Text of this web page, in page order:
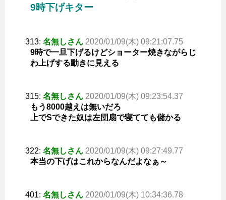
9時下げキター
313: 名無しさん 2020/01/09(木) 09:21:07.75
9時で一旦下げるけどショーター焼きながらじ
わ上げする動きに見える
315: 名無しさん 2020/01/09(木) 09:23:54.37
もう8000越えは無いだろ
上でSできた奴は左団扇で寝てても儲かる
322: 名無しさん 2020/01/09(木) 09:27:49.77
本当の下げはこれからなんだよなぁ～
401: 名無しさん 2020/01/09(木) 10:34:36.78